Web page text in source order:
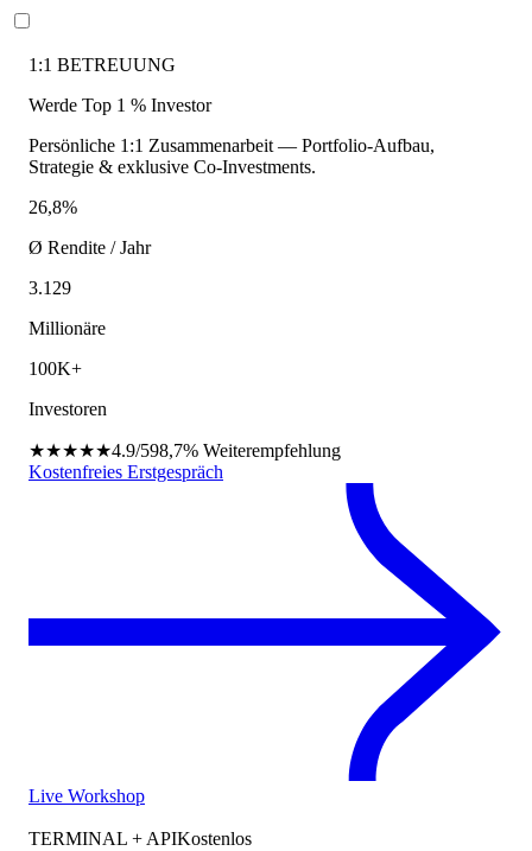
1:1 BETREUUNG
Werde Top 1 % Investor
Persönliche 1:1 Zusammenarbeit — Portfolio-Aufbau,
Strategie & exklusive Co-Investments.
26,8%
Ø Rendite / Jahr
3.129
Millionäre
100K+
Investoren
★★★★★4.9/598,7% Weiterempfehlung
Kostenfreies Erstgespräch
Live Workshop
TERMINAL + APIKostenlos